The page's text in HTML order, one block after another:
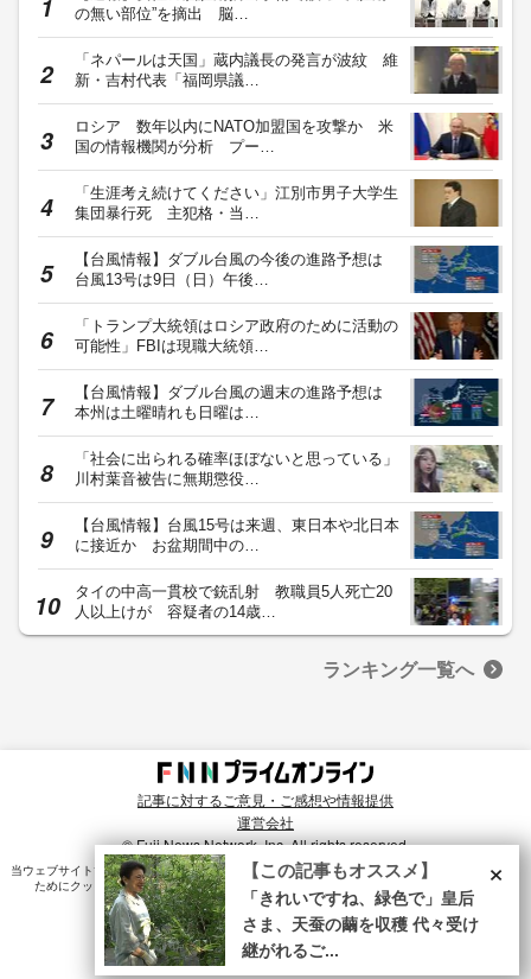
の無い部位”を摘出 脳…
「ネパールは天国」蔵内議長の発言が波紋 維
新・吉村代表「福岡県議…
ロシア 数年以内にNATO加盟国を攻撃か 米
国の情報機関が分析 プー…
「生涯考え続けてください」江別市男子大学生
集団暴行死 主犯格・当…
【台風情報】ダブル台風の今後の進路予想は
台風13号は9日（日）午後…
「トランプ大統領はロシア政府のために活動の
可能性」FBIは現職大統領…
【台風情報】ダブル台風の週末の進路予想は
本州は土曜晴れも日曜は…
「社会に出られる確率ほぼないと思っている」
川村葉音被告に無期懲役…
【台風情報】台風15号は来週、東日本や北日本
に接近か お盆期間中の…
タイの中高一貫校で銃乱射 教職員5人死亡20
人以上けが 容疑者の14歳…
ランキング一覧へ
記事に対するご意見・ご感想や情報提供
運営会社
© Fuji News Network, Inc. All rights reserved.
当ウェブサイトでは、ユーザのニーズ・興味・関⼼に合致したコンテンツや広告配信を提供する
ためにクッキーを使⽤しています。詳細は、
プライバシーポリシー をご確認ください。×
【この記事もオススメ】
「きれいですね、緑色で」皇后
さま、天蚕の繭を収穫 代々受け
継がれるご...